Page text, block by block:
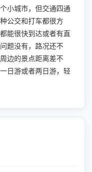
小城市，但交通四通
公交和打车都很方
能很快到达或者有直
题没有，路况还不
边的景点距离差不
日游或者两日游，轻